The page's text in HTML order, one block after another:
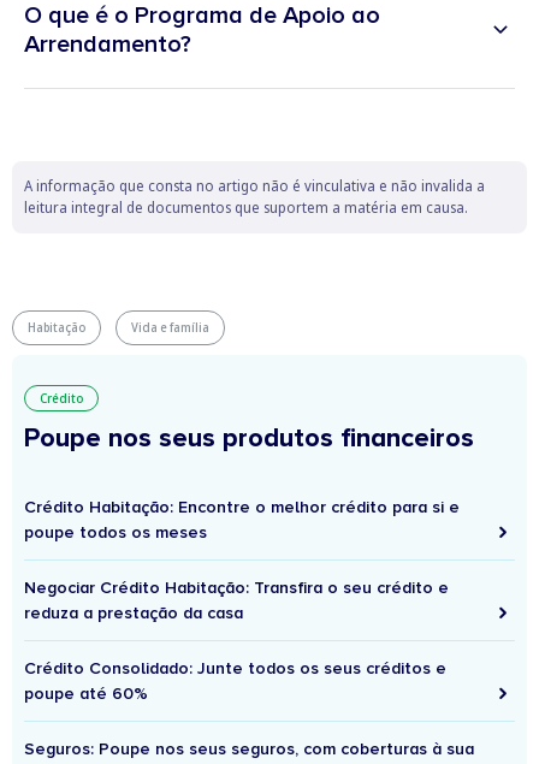
O que é o Programa de Apoio ao
Arrendamento?
A informação que consta no artigo não é vinculativa e não invalida a
leitura integral de documentos que suportem a matéria em causa.
Habitação Vida e família
Crédito
Poupe nos seus produtos financeiros
Crédito Habitação: Encontre o melhor crédito para si e
poupe todos os meses
Negociar Crédito Habitação: Transfira o seu crédito e
reduza a prestação da casa
Crédito Consolidado: Junte todos os seus créditos e
poupe até 60%
Seguros: Poupe nos seus seguros, com coberturas à sua